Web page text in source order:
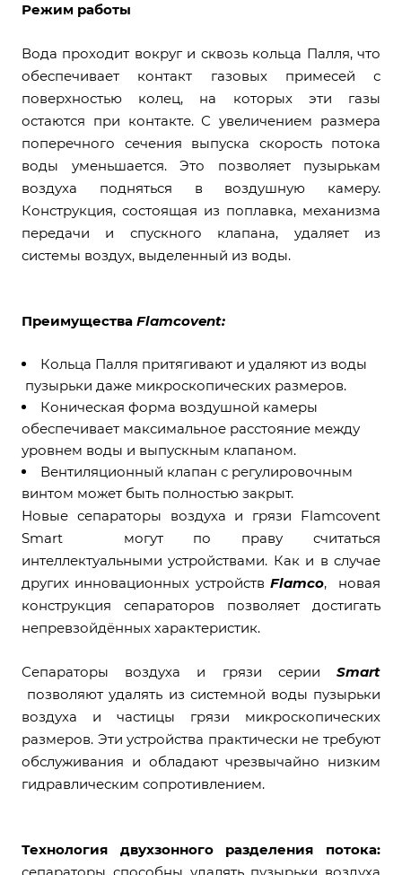
Режим работы
Вода проходит вокруг и сквозь кольца Палля, что
обеспечивает контакт газовых примесей с
поверхностью колец, на которых эти газы
остаются при контакте. С увеличением размера
поперечного сечения выпуска скорость потока
воды уменьшается. Это позволяет пузырькам
воздуха подняться в воздушную камеру.
Конструкция, состоящая из поплавка, механизма
передачи и спускного клапана, удаляет из
системы воздух, выделенный из воды.
Преимущества Flamcovent:
Кольца Палля притягивают и удаляют из воды
пузырьки даже микроскопических размеров.
Коническая форма воздушной камеры
обеспечивает максимальное расстояние между
уровнем воды и выпускным клапаном.
Вентиляционный клапан с регулировочным
винтом может быть полностью закрыт.
Новые сепараторы воздуха и грязи Flamcovent
Smart могут по праву считаться
интеллектуальными устройствами. Как и в случае
других инновационных устройствFlamco, новая
конструкция сепараторов позволяет достигать
непревзойдённых характеристик.
Сепараторы воздуха и грязи серии Smart
позволяют удалять из системной воды пузырьки
воздуха и частицы грязи микроскопических
размеров. Эти устройства практически не требуют
обслуживания и обладают чрезвычайно низким
гидравлическим сопротивлением.
Технология двухзонного разделения потока: